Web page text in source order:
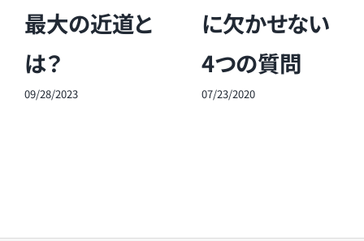
最大の近道と
は？
09/28/2023
に欠かせない
4つの質問
07/23/2020